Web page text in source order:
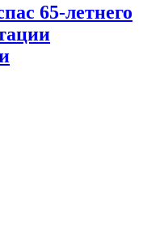
65-летнего